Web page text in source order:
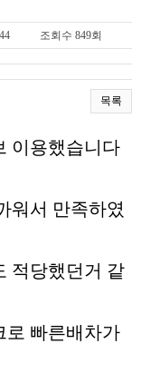
조회수 849회
목록
이용했습니다
워서 만족하였
적당했던거 같
로 빠른배차가